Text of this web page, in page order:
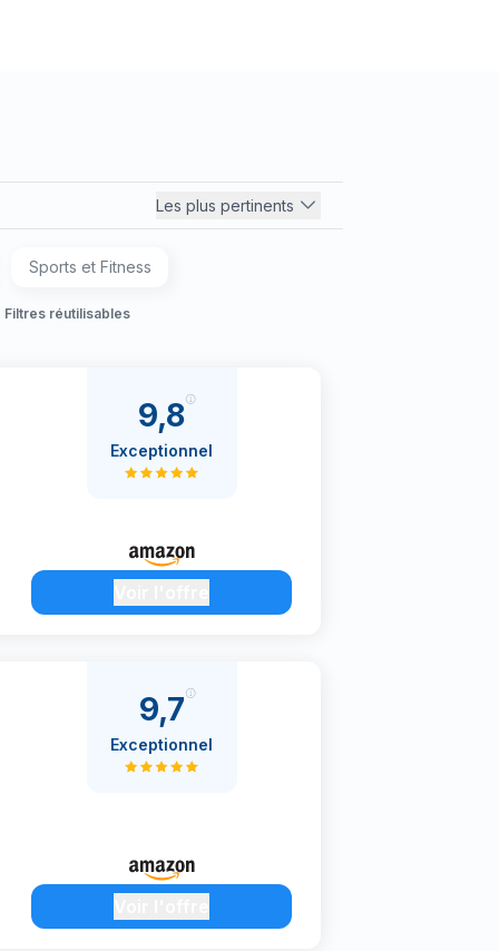
Les plus pertinents
Sports et Fitness
Filtres réutilisables
9,8
Exceptionnel
9,7
Exceptionnel